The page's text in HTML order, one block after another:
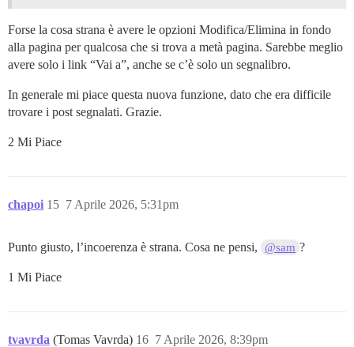
Forse la cosa strana è avere le opzioni Modifica/Elimina in fondo
alla pagina per qualcosa che si trova a metà pagina. Sarebbe meglio
avere solo i link “Vai a”, anche se c’è solo un segnalibro.
In generale mi piace questa nuova funzione, dato che era difficile
trovare i post segnalati. Grazie.
2 Mi Piace
chapoi 7 Aprile 2026, 5:31pm
15
Punto giusto, l’incoerenza è strana. Cosa ne pensi, @sam ?
1 Mi Piace
tvavrda (Tomas Vavrda) 7 Aprile 2026, 8:39pm
16